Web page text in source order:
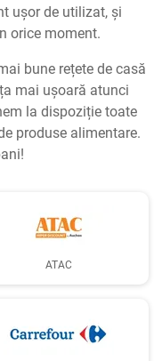
ușor de utilizat, și
orice moment.
bune rețete de casă
mai ușoară atunci
la dispoziție toate
produse alimentare.
ATAC